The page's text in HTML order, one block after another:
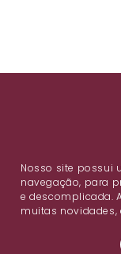
Nosso site possui
navegação, para
e descomplicada.
muitas novidades,